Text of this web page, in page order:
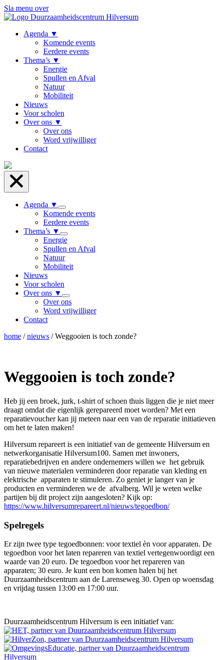
Sla menu over
Agenda ▼
Komende events
Eerdere events
Thema’s ▼
Energie
Spullen en Afval
Natuur
Mobiliteit
Nieuws
Voor scholen
Over ons ▼
Over ons
Word vrijwilliger
Contact
Agenda ▼
Komende events
Eerdere events
Thema’s ▼
Energie
Spullen en Afval
Natuur
Mobiliteit
Nieuws
Voor scholen
Over ons ▼
Over ons
Word vrijwilliger
Contact
home /nieuws /Weggooien is toch zonde?
Weggooien is toch zonde?
Heb jij een broek, jurk, t-shirt of schoen thuis liggen die je niet meer
draagt omdat die eigenlijk gerepareerd moet worden? Met een
reparatievoucher kan jij meteen naar een van de reparatie initiatieven
om het te laten maken!
Hilversum repareert is een initiatief van de gemeente Hilversum en
netwerkorganisatie Hilversum100. Samen met inwoners,
reparatiebedrijven en andere ondernemers willen we het gebruik
van nieuwe materialen verminderen door reparatie van kleding en
elektrische apparaten te stimuleren. Zo geniet je langer van je
producten en verminderen we de afvalberg. Wil je weten welke
partijen bij dit project zijn aangesloten? Kijk op:
https://www.hilversumrepareert.nl/nieuws/tegoedbon/
Spelregels
Er zijn twee type tegoedbonnen: voor textiel èn voor apparaten. De
tegoedbon voor het laten repareren van textiel vertegenwoordigt een
waarde van 20 euro. De tegoedbon voor het repareren van
apparaten; 30 euro. Je kunt een bon komen halen bij het
Duurzaamheidscentrum aan de Larenseweg 30. Open op woensdag
en vrijdag tussen 13:00 en 17:00 uur.
Duurzaamheidscentrum Hilversum is een initiatief van: